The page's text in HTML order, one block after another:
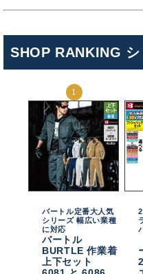
SHOP RANKING
バートル定番大人気
シリーズ 幅広い業種
に対応
バートル
BURTLE 作業着
上下セット